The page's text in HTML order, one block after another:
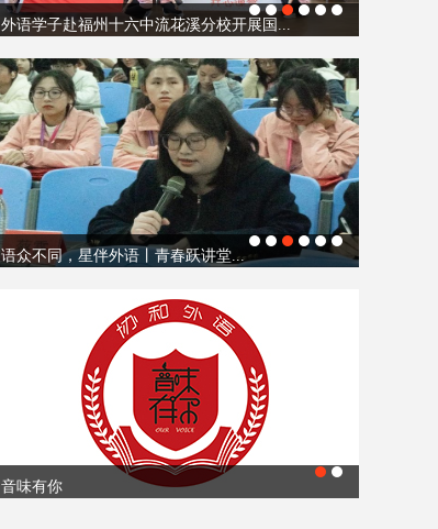
福建师范大学协和学院：红色情景剧“声...
语众不同，星伴外语 | 第六届外...
同学请听好·音味有你｜没有好的原生家...